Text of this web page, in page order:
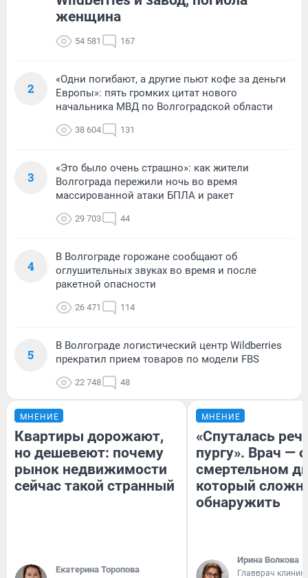
женщина
54 581 167
2
«Одни погибают, а другие пьют кофе за деньги
Европы»: пять громких цитат нового
начальника МВД по Волгоградской области
38 604 131
3
«Это было очень страшно»: как жители
Волгограда пережили ночь во время
массированной атаки БПЛА и ракет
29 703 44
4
В Волгограде горожане сообщают об
оглушительных звуках во время и после
ракетной опасности
26 471 114
5
В Волгограде логистический центр Wildberries
прекратил прием товаров по модели FBS
22 748 48
МНЕНИЕ
Квартиры дорожают,
но дешевеют: почему
рынок недвижимости
сейчас такой странный
Екатерина Торопова
МНЕНИЕ
«Спуталась
пургу». Врач — о
смертельном
который
обнаружить
Ирина Волкова
Главврач